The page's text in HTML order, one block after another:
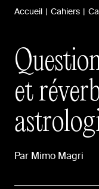
Accueil | Cahiers |
et
Par Mimo Magri